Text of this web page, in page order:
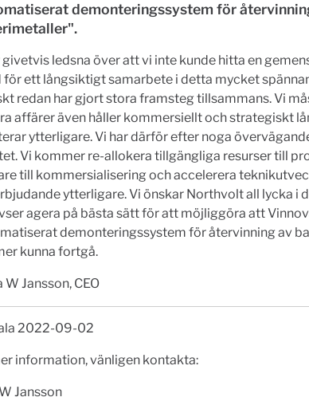
demonteringssystem för
givetvis ledsna över att vi inte kunde hitta en
för ett långsiktigt samarbete i detta mycket
redan har gjort stora framsteg tillsammans. Vi
affärer även håller kommersiellt och strategiskt
ytterligare. Vi har därför efter noga
Vi kommer re-allokera tillgängliga resurser till
till kommersialisering och accelerera
ytterligare. Vi önskar Northvolt all lycka i
agera på bästa sätt för att möjliggöra att
demonteringssystem för återvinning av
kunna fortgå.
W Jansson, CEO
2022-09-02
information, vänligen kontakta:
Jansson